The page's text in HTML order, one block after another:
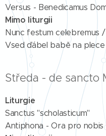
Versus - Benedicamus
Mimo liturgii
Nunc festum celebremus
Vsed ďábel babě na
Středa - de sancto
Liturgie
Sanctus "scholasticum"
Antiphona - Ora pro nobis